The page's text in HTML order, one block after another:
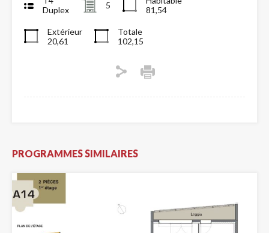
Duplex
5
81,54
Extérieur
20,61
Totale
102,15
PROGRAMMES SIMILAIRES